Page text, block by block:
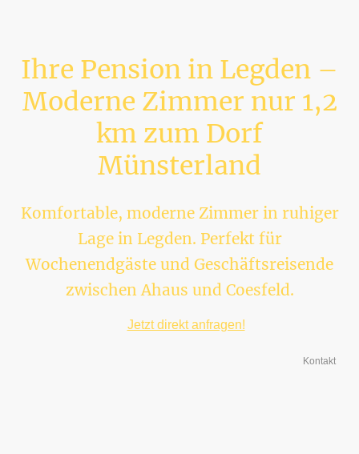
Ihre Pension in Legden –
Moderne Zimmer nur 1,2
km zum Dorf
Münsterland
Komfortable, moderne Zimmer in ruhiger
Lage in Legden. Perfekt für
Wochenendgäste und Geschäftsreisende
zwischen Ahaus und Coesfeld.
Jetzt direkt anfragen!
Kontakt